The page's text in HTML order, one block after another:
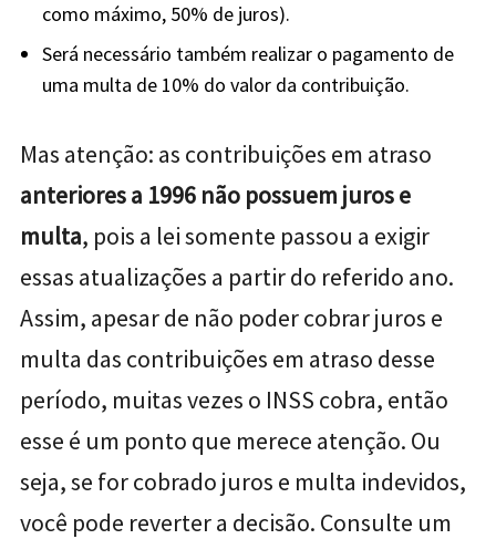
como máximo, 50% de juros).
Será necessário também realizar o pagamento de
uma multa de 10% do valor da contribuição.
Mas atenção: as contribuições em atraso
anteriores a 1996 não possuem juros e
multa, pois a lei somente passou a exigir
essas atualizações a partir do referido ano.
Assim, apesar de não poder cobrar juros e
multa das contribuições em atraso desse
período, muitas vezes o INSS cobra, então
esse é um ponto que merece atenção. Ou
seja, se for cobrado juros e multa indevidos,
você pode reverter a decisão. Consulte um